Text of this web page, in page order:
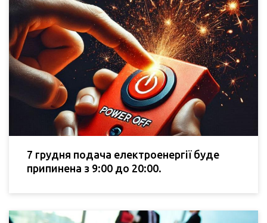
7 грудня подача електроенергії буде
припинена з 9:00 до 20:00.